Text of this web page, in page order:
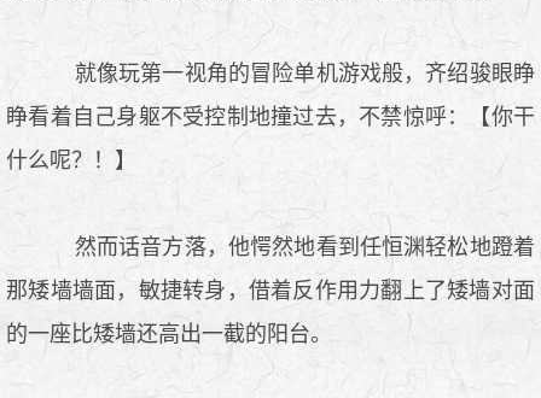
就像玩第一视角的冒险单机游戏般，齐绍骏眼睁
睁看着自己身躯不受控制地撞过去，不禁惊呼：【你干
什么呢？！】
然而话音方落，他愕然地看到任恒渊轻松地蹬着
那矮墙墙面，敏捷转身，借着反作用力翻上了矮墙对面
的一座比矮墙还高出一截的阳台。